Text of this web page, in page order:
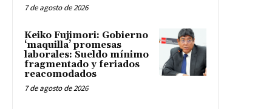
7 de agosto de 2026
Keiko Fujimori: Gobierno
‘maquilla’ promesas
laborales: Sueldo mínimo
fragmentado y feriados
reacomodados
7 de agosto de 2026